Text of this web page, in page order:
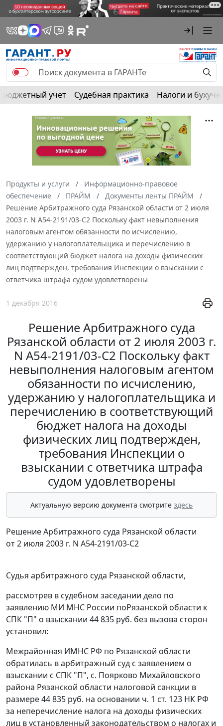
Бюджетный учет Судебная практика Налоги и
Продукты и услуги
Информационно-правовое
обеспечение
ПРАЙМ
Документы ленты ПРАЙМ
Решение Арбитражного суда Рязанской области от 2 июля
2003 г. N А54-2191/03-С2 Поскольку факт невыполнения
налоговым агентом обязанности по исчислению,
удержанию у налогоплательщика и перечислению в
соответствующий бюджет налога на доходы физических
лиц подтвержден, требования Инспекции о взыскании с
ответчика штрафа судом удовлетворены
1 декабря 2016
Решение Арбитражного суда
Рязанской области от 2 июля 2003 г.
N А54-2191/03-С2 Поскольку факт
невыполнения налоговым агентом
обязанности по исчислению,
удержанию у налогоплательщика и
перечислению в соответствующий
бюджет налога на доходы
физических лиц подтвержден,
требования Инспекции о
взыскании с ответчика штрафа
судом удовлетворены
Актуальную версию документа смотрите здесь
Решение Арбитражного суда Рязанской области
от 2 июля 2003 г. N А54-2191/03-С2
Судья арбитражного суда Рязанской области,
рассмотрев в судебном заседании дело по
заявлению МИ МНС России поРязанской области к
СПК "П" о взыскании 44 835 руб. без вызова сторон
установил:
Межрайонная ИМНС РФ по Рязанской области
обратилась в арбитражный суд с заявлением о
взыскании с СПК "П", с. Поярково Михайловского
района Рязанской области налоговой санкции в
размере 44 835 руб. на основании ч. 1 ст. 123 НК РФ
за неперечисление налога на доходы физических
лиц в установленный законодательством о налогах и